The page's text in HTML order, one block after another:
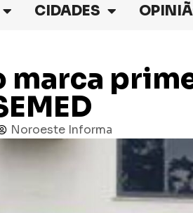
CIDADES
marca
Noroeste Informa